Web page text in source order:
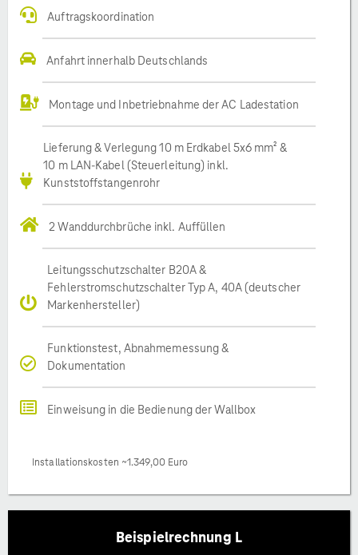
Auftragskoordination
Anfahrt innerhalb Deutschlands
Montage und Inbetriebnahme der AC Ladestation
Lieferung & Verlegung 10 m Erdkabel 5x6 mm² &
10 m LAN-Kabel (Steuerleitung) inkl.
Kunststoffstangenrohr
2 Wanddurchbrüche inkl. Auffüllen
Leitungsschutzschalter B20A &
Fehlerstromschutzschalter Typ A, 40A (deutscher
Markenhersteller)
Funktionstest, Abnahmemessung &
Dokumentation
Einweisung in die Bedienung der Wallbox
Installationskosten ~1.349,00 Euro
Beispielrechnung L